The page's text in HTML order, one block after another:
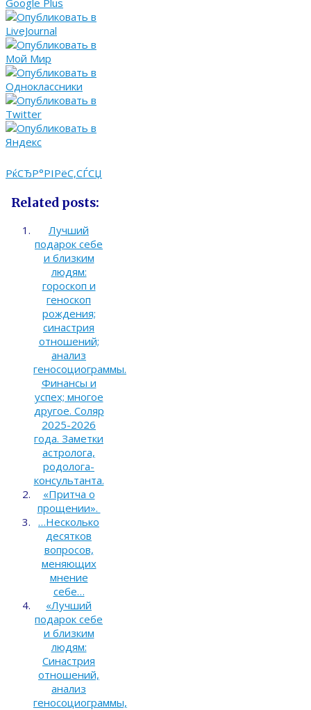
РќСЂР°РІРёС‚СЃСЏ
Related posts:
Лучший
подарок себе
и близким
людям:
гороскоп и
геноскоп
рождения;
синастрия
отношений;
анализ
геносоциограммы.
Финансы и
успех; многое
другое. Соляр
2025-2026
года. Заметки
астролога,
родолога-
консультанта.
«Притча о
прощении».
…Несколько
десятков
вопросов,
меняющих
мнение
себе…
«Лучший
подарок себе
и близким
людям:
Синастрия
отношений,
анализ
геносоциограммы,